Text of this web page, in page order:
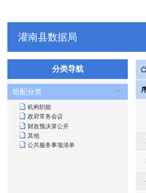
灌南县数据局
分类导航
组配分类
机构职能
政府常务会议
财政预决算公开
其他
公共服务事项清单